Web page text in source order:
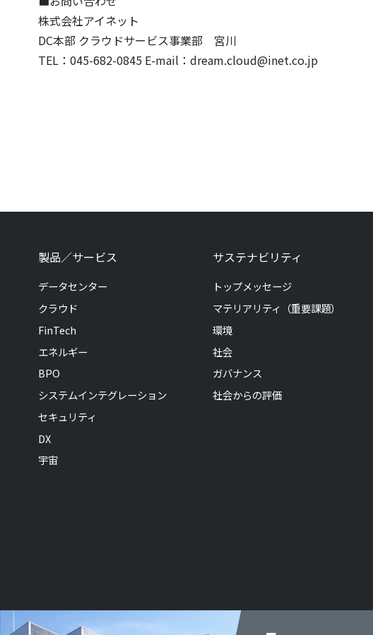
株式会社アイネット
DC本部 クラウドサービス事業部 宮川
TEL：045-682-0845 E-mail：dream.cloud@inet.co.jp
製品／サービス
データセンター
クラウド
FinTech
エネルギー
BPO
システムインテグレーション
セキュリティ
DX
宇宙
サステナビリティ
トップメッセージ
マテリアリティ（重要課題）
環境
社会
ガバナンス
社会からの評価